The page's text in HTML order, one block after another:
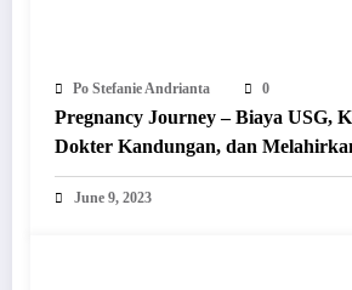
Po Stefanie Andrianta 0
Pregnancy Journey – Biaya USG,
Dokter Kandungan, dan
Singapura
June 9, 2023